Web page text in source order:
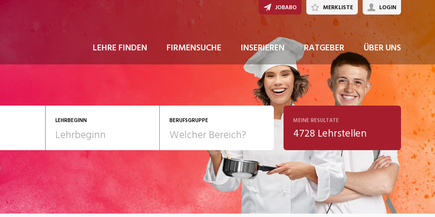
LEHRE FINDEN FIRMENSUCHE INSERIEREN RATGEBER ÜBER UNS
JOBABO MERKLISTE LOGIN
LEHRBEGINN BERUFSGRUPPE
Gesundheit/Pflege/Soziales
Telco
Kultur
MEINE RESULTATE
4728 Lehrstellen